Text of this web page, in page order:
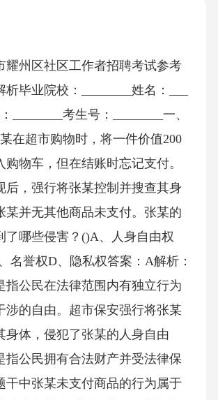
耀州区社区工作者招聘考试参考
毕业院校：________姓名：___
________考生号：________一、
在超市购物时，将一件价值200
购物车，但在结账时忘记支付。
后，强行将张某控制并搜查其身
某并无其他商品未支付。张某的
了哪些侵害？()A、人身自由权
名誉权D、隐私权答案：A解析：
指公民在法律范围内有独立行为
涉的自由。超市保安强行将张某
身体，侵犯了张某的人身自由
指公民拥有合法财产并受法律保
干中张某未支付商品的行为属于